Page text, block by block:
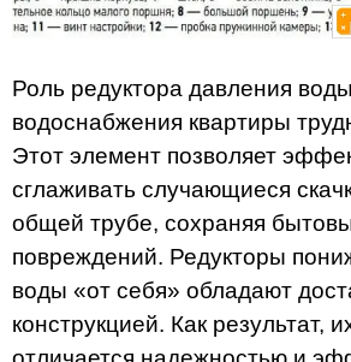
Роль редуктора давления
водоснабжения квартиры
Этот элемент позволяет
сглаживать случающиеся
общей трубе, сохраняя
повреждений. Редукторы
воды «от себя» обладают
конструкцией. Как результат,